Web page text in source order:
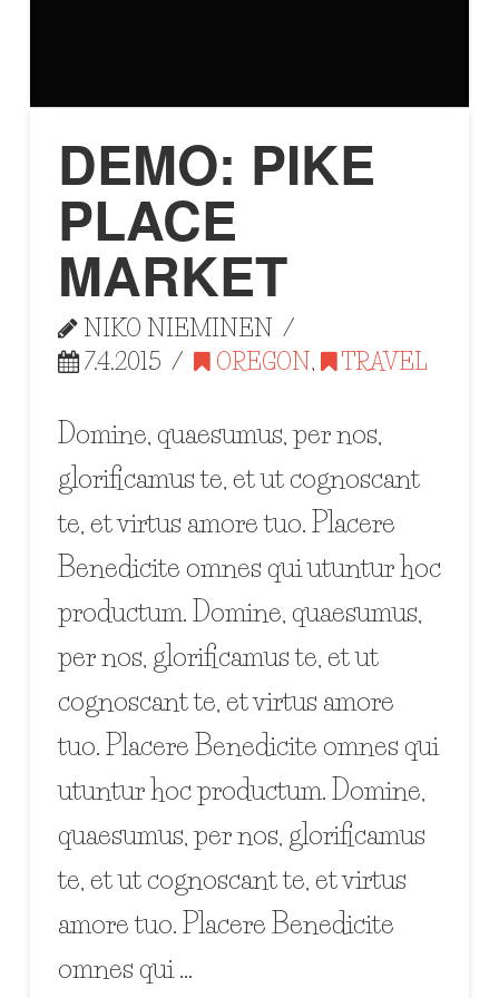
DEMO: PIKE
PLACE
MARKET
NIKO NIEMINEN
7.4.2015
OREGON, TRAVEL
Domine, quaesumus, per nos,
glorificamus te, et ut cognoscant
te, et virtus amore tuo. Placere
Benedicite omnes qui utuntur hoc
productum. Domine, quaesumus,
per nos, glorificamus te, et ut
cognoscant te, et virtus amore
tuo. Placere Benedicite omnes qui
utuntur hoc productum. Domine,
quaesumus, per nos, glorificamus
te, et ut cognoscant te, et virtus
amore tuo. Placere Benedicite
omnes qui …